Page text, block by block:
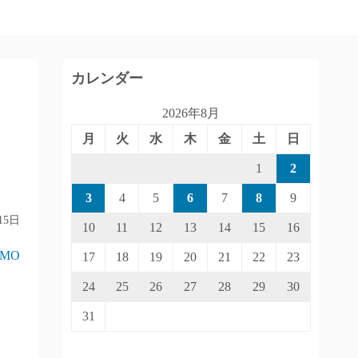
日
カレンダー
2026年8月
月
火 水 木 金 土 日
1 2
3 4 5 6 7 8 9
10 11 12 13 14 15 16
17 18 19 20 21 22 23
24 25 26 27 28 29 30
31